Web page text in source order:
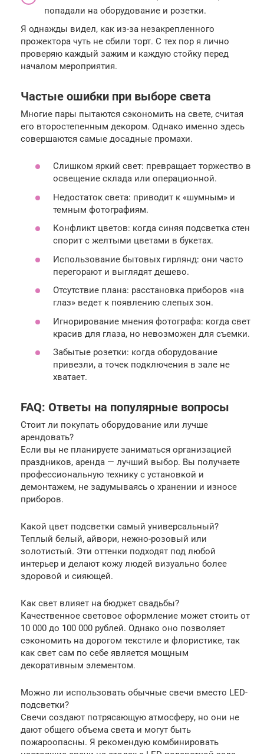
попадали на оборудование и розетки.
Я однажды видел, как из-за незакрепленного
прожектора чуть не сбили торт. С тех пор я лично
проверяю каждый зажим и каждую стойку перед
началом мероприятия.
Частые ошибки при выборе света
Многие пары пытаются сэкономить на свете, считая
его второстепенным декором. Однако именно здесь
совершаются самые досадные промахи.
Слишком яркий свет: превращает торжество в
освещение склада или операционной.
Недостаток света: приводит к «шумным» и
темным фотографиям.
Конфликт цветов: когда синяя подсветка стен
спорит с желтыми цветами в букетах.
Использование бытовых гирлянд: они часто
перегорают и выглядят дешево.
Отсутствие плана: расстановка приборов «на
глаз» ведет к появлению слепых зон.
Игнорирование мнения фотографа: когда свет
красив для глаза, но невозможен для съемки.
Забытые розетки: когда оборудование
привезли, а точек подключения в зале не
хватает.
FAQ: Ответы на популярные вопросы
Стоит ли покупать оборудование или лучше
арендовать?
Если вы не планируете заниматься организацией
праздников, аренда — лучший выбор. Вы получаете
профессиональную технику с установкой и
демонтажем, не задумываясь о хранении и износе
приборов.
Какой цвет подсветки самый универсальный?
Теплый белый, айвори, нежно-розовый или
золотистый. Эти оттенки подходят под любой
интерьер и делают кожу людей визуально более
здоровой и сияющей.
Как свет влияет на бюджет свадьбы?
Качественное световое оформление может стоить от
10 000 до 100 000 рублей. Однако оно позволяет
сэкономить на дорогом текстиле и флористике, так
как свет сам по себе является мощным
декоративным элементом.
Можно ли использовать обычные свечи вместо LED-
подсветки?
Свечи создают потрясающую атмосферу, но они не
дают общего объема света и могут быть
пожароопасны. Я рекомендую комбинировать